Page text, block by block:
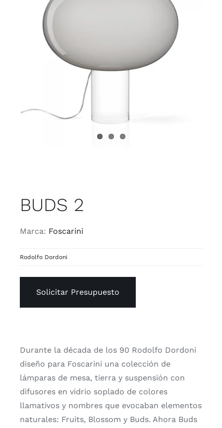
Marcas
BUDS 2
Marca: Foscarini
Rodolfo Dordoni
Solicitar Presupuesto
Durante la década de los 90 Rodolfo Dordoni
diseño para Foscarini una colección de
lámparas de mesa, tierra y suspensión con
difusores en vidrio soplado de colores
llamativos y nombres que evocaban elementos
naturales: Fruits, Blossom y Buds. Ahora Buds